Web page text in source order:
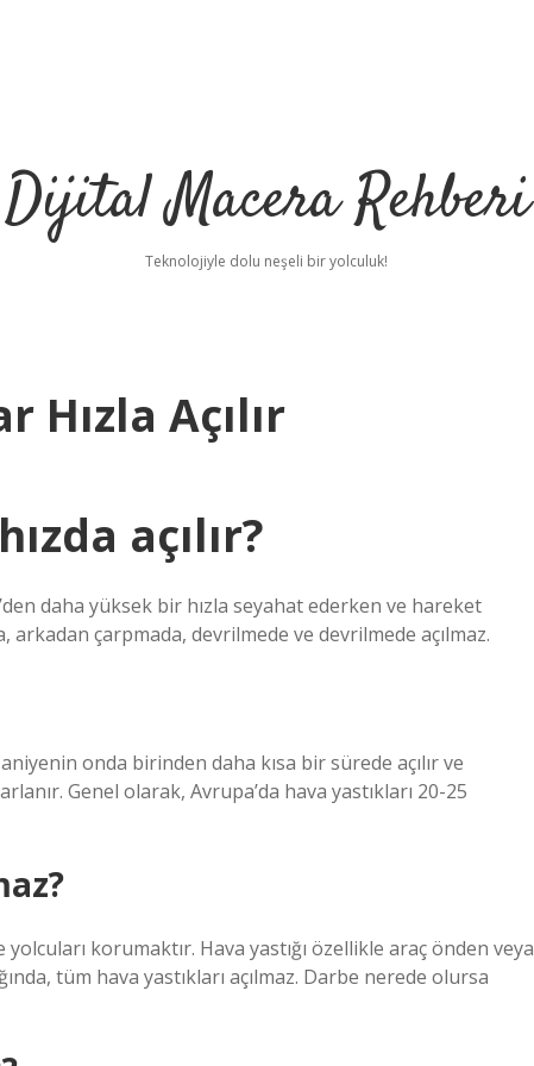
Dijital Macera Rehberi
Teknolojiyle dolu neşeli bir yolculuk!
Hızla Açılır
açılır?
daha yüksek bir hızla seyahat ederken ve hareket
arkadan çarpmada, devrilmede ve devrilmede açılmaz.
onda birinden daha kısa bir sürede açılır ve
Genel olarak, Avrupa’da hava yastıkları 20-25
korumaktır. Hava yastığı özellikle araç önden veya
tüm hava yastıkları açılmaz. Darbe nerede olursa